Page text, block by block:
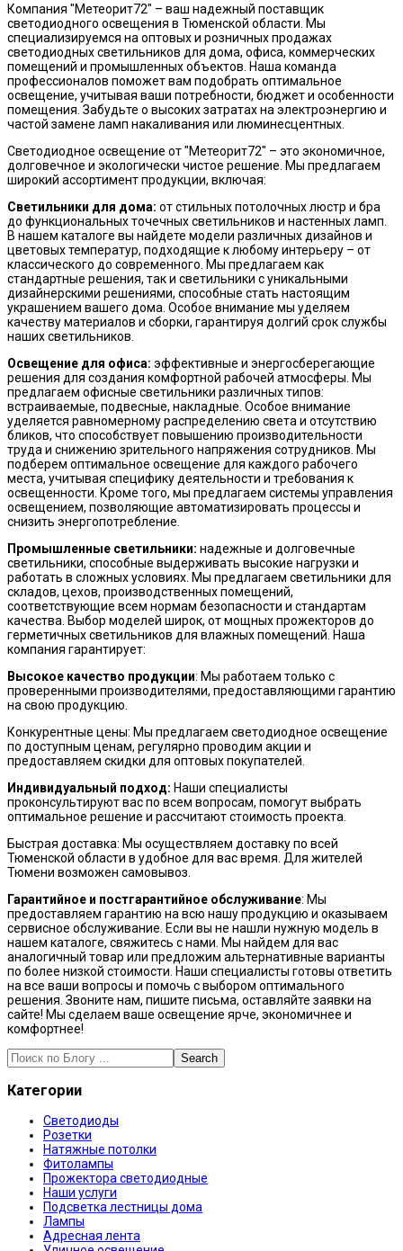
Компания "Метеорит72" – ваш надежный поставщик
светодиодного освещения в Тюменской области. Мы
специализируемся на оптовых и розничных продажах
светодиодных светильников для дома, офиса, коммерческих
помещений и промышленных объектов. Наша команда
профессионалов поможет вам подобрать оптимальное
освещение, учитывая ваши потребности, бюджет и особенности
помещения. Забудьте о высоких затратах на электроэнергию и
частой замене ламп накаливания или люминесцентных.
Светодиодное освещение от "Метеорит72" – это экономичное,
долговечное и экологически чистое решение. Мы предлагаем
широкий ассортимент продукции, включая:
Светильники для дома: от стильных потолочных люстр и бра
до функциональных точечных светильников и настенных ламп.
В нашем каталоге вы найдете модели различных дизайнов и
цветовых температур, подходящие к любому интерьеру – от
классического до современного. Мы предлагаем как
стандартные решения, так и светильники с уникальными
дизайнерскими решениями, способные стать настоящим
украшением вашего дома. Особое внимание мы уделяем
качеству материалов и сборки, гарантируя долгий срок службы
наших светильников.
Освещение для офиса: эффективные и энергосберегающие
решения для создания комфортной рабочей атмосферы. Мы
предлагаем офисные светильники различных типов:
встраиваемые, подвесные, накладные. Особое внимание
уделяется равномерному распределению света и отсутствию
бликов, что способствует повышению производительности
труда и снижению зрительного напряжения сотрудников. Мы
подберем оптимальное освещение для каждого рабочего
места, учитывая специфику деятельности и требования к
освещенности. Кроме того, мы предлагаем системы управления
освещением, позволяющие автоматизировать процессы и
снизить энергопотребление.
Промышленные светильники: надежные и долговечные
светильники, способные выдерживать высокие нагрузки и
работать в сложных условиях. Мы предлагаем светильники для
складов, цехов, производственных помещений,
соответствующие всем нормам безопасности и стандартам
качества. Выбор моделей широк, от мощных прожекторов до
герметичных светильников для влажных помещений. Наша
компания гарантирует:
Высокое качество продукции: Мы работаем только с
проверенными производителями, предоставляющими гарантию
на свою продукцию.
Конкурентные цены: Мы предлагаем светодиодное освещение
по доступным ценам, регулярно проводим акции и
предоставляем скидки для оптовых покупателей.
Индивидуальный подход: Наши специалисты
проконсультируют вас по всем вопросам, помогут выбрать
оптимальное решение и рассчитают стоимость проекта.
Быстрая доставка: Мы осуществляем доставку по всей
Тюменской области в удобное для вас время. Для жителей
Тюмени возможен самовывоз.
Гарантийное и постгарантийное обслуживание: Мы
предоставляем гарантию на всю нашу продукцию и оказываем
сервисное обслуживание. Если вы не нашли нужную модель в
нашем каталоге, свяжитесь с нами. Мы найдем для вас
аналогичный товар или предложим альтернативные варианты
по более низкой стоимости. Наши специалисты готовы ответить
на все ваши вопросы и помочь с выбором оптимального
решения. Звоните нам, пишите письма, оставляйте заявки на
сайте! Мы сделаем ваше освещение ярче, экономичнее и
комфортнее!
Search
Категории
Светодиоды
Розетки
Натяжные потолки
Фитолампы
Прожектора светодиодные
Наши услуги
Подсветка лестницы дома
Лампы
Адресная лента